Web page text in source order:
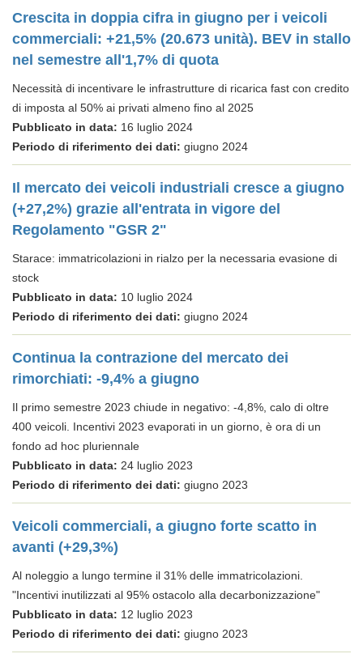
Crescita in doppia cifra in giugno per i veicoli
commerciali: +21,5% (20.673 unità). BEV in stallo
nel semestre all'1,7% di quota
Necessità di incentivare le infrastrutture di ricarica fast con credito
di imposta al 50% ai privati almeno fino al 2025
Pubblicato in data: 16 luglio 2024
Periodo di riferimento dei dati: giugno 2024
Il mercato dei veicoli industriali cresce a giugno
(+27,2%) grazie all'entrata in vigore del
Regolamento "GSR 2"
Starace: immatricolazioni in rialzo per la necessaria evasione di
stock
Pubblicato in data: 10 luglio 2024
Periodo di riferimento dei dati: giugno 2024
Continua la contrazione del mercato dei
rimorchiati: -9,4% a giugno
Il primo semestre 2023 chiude in negativo: -4,8%, calo di oltre
400 veicoli. Incentivi 2023 evaporati in un giorno, è ora di un
fondo ad hoc pluriennale
Pubblicato in data: 24 luglio 2023
Periodo di riferimento dei dati: giugno 2023
Veicoli commerciali, a giugno forte scatto in
avanti (+29,3%)
Al noleggio a lungo termine il 31% delle immatricolazioni.
"Incentivi inutilizzati al 95% ostacolo alla decarbonizzazione"
Pubblicato in data: 12 luglio 2023
Periodo di riferimento dei dati: giugno 2023